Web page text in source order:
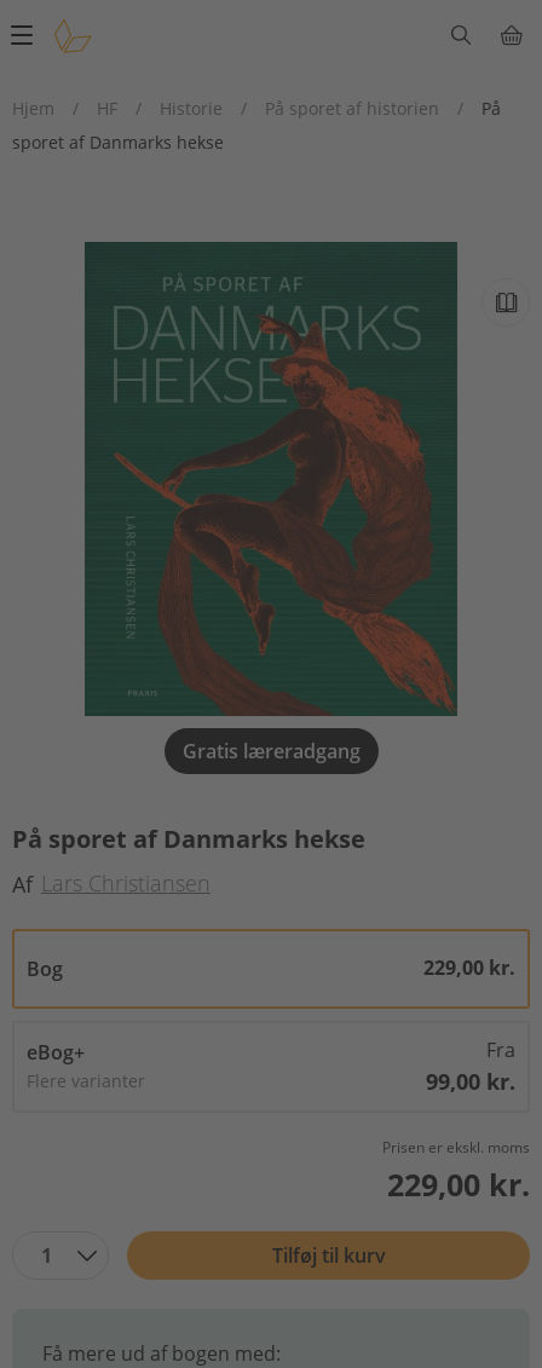
Main
Hjem
/ HF / Historie / På sporet af historien /
På
sporet af Danmarks hekse
Gratis læreradgang
På sporet af Danmarks hekse
Af Lars Christiansen
Bog 229,00 kr.
eBog+
Flere varianter
Fra
99,00 kr.
Prisen er ekskl. moms
229,00 kr.
1 Tilføj til kurv
Få mere ud af bogen med: